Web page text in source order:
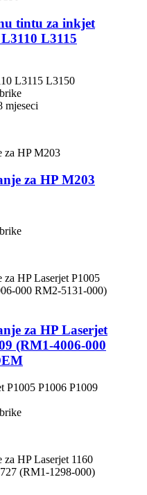
tintu za inkjet
L3115
L3115 L3150
mjeseci
za HP M203
za HP Laserjet
(RM1-4006-000
P1005 P1006 P1009